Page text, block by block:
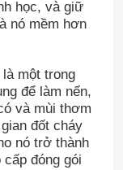
học, và giữ
nó mềm hơn
một trong
để làm nến,
và mùi thơm
đốt cháy
nó trở thành
đóng gói